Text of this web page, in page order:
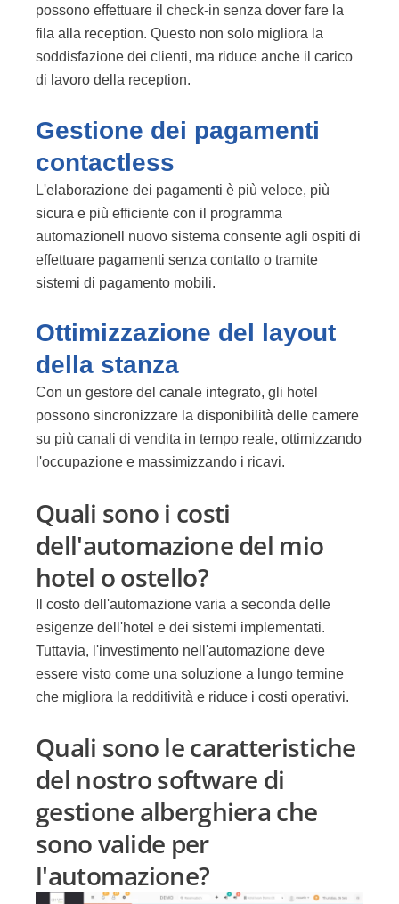
possono effettuare il check-in senza dover fare la
fila alla reception. Questo non solo migliora la
soddisfazione dei clienti, ma riduce anche il carico
di lavoro della reception.
Gestione dei pagamenti
contactless
L'elaborazione dei pagamenti è più veloce, più
sicura e più efficiente con il programma
automazione Il nuovo sistema consente agli ospiti di
effettuare pagamenti senza contatto o tramite
sistemi di pagamento mobili.
Ottimizzazione del layout
della stanza
Con un gestore del canale integrato, gli hotel
possono sincronizzare la disponibilità delle camere
su più canali di vendita in tempo reale, ottimizzando
l'occupazione e massimizzando i ricavi.
Quali sono i costi
dell'automazione del mio
hotel o ostello?
Il costo dell'automazione varia a seconda delle
esigenze dell'hotel e dei sistemi implementati.
Tuttavia, l'investimento nell'automazione deve
essere visto come una soluzione a lungo termine
che migliora la redditività e riduce i costi operativi.
Quali sono le caratteristiche
del nostro software di
gestione alberghiera che
sono valide per
l'automazione?